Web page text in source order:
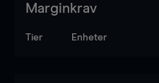
Marginkrav
Tier Enheter